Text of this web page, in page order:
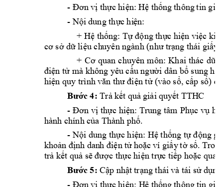
- Đơn vị thực hiện: Hệ thống thông tin giải
- Nội dung thực hiện:
+ Hệ thống: Tự động thực hiện việc
cơ sở dữ liệu chuyên ngành (như trạng thái giấy
+ Cơ quan chuyên môn: Khai thác dữ
điện tử mà không yêu cầu người dân bổ sung hồ
hiện quy trình văn thư điện tử (vào sổ, cấp số)
Bước 4: Trả kết quả giải quyết TTHC
- Đơn vị thực hiện: Trung tâm Phục vụ
hành chính của Thành phố.
- Nội dung thực hiện: Hệ thống tự động
khoản định danh điện tử hoặc ví giấytờ số. T
trả kết quả sẽ được thực hiện trực tiếp hoặc qua
Bước 5: Cập nhật trạng thái và tái sử dụng
- Đơn vị thực hiện: Hệ thống thông tin giải